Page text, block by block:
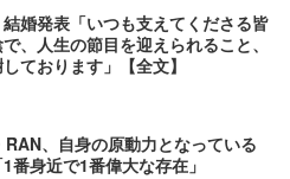
婚発表「いつも支えてくださる皆
、人生の節目を迎えられること、
ております」【全文】
、自身の原動力となっている
番身近で1番偉大な存在」